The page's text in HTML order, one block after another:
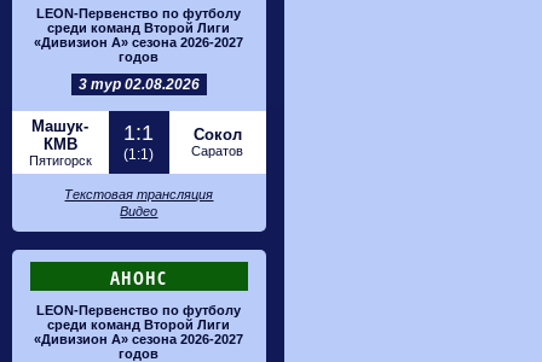
LEON-Первенство по футболу
среди команд Второй Лиги
«Дивизион А» сезона 2026-2027
годов
3 тур 02.08.2026
Машук-
КМВ
Пятигорск
1:1
(1:1)
Сокол
Саратов
Текстовая трансляция
Видео
АНОНС
LEON-Первенство по футболу
среди команд Второй Лиги
«Дивизион А» сезона 2026-2027
годов